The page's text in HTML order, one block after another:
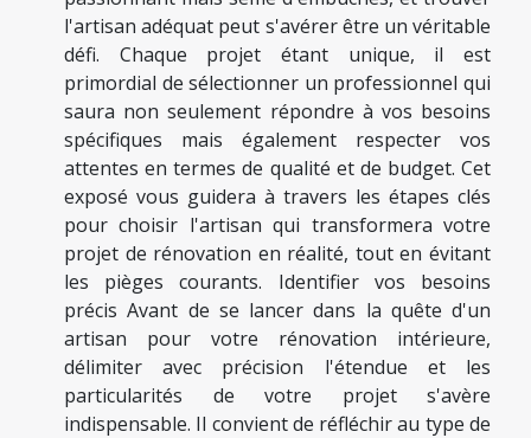
l'artisan adéquat peut s'avérer être un véritable
défi. Chaque projet étant unique, il est
primordial de sélectionner un professionnel qui
saura non seulement répondre à vos besoins
spécifiques mais également respecter vos
attentes en termes de qualité et de budget. Cet
exposé vous guidera à travers les étapes clés
pour choisir l'artisan qui transformera votre
projet de rénovation en réalité, tout en évitant
les pièges courants. Identifier vos besoins
précis Avant de se lancer dans la quête d'un
artisan pour votre rénovation intérieure,
délimiter avec précision l'étendue et les
particularités de votre projet s'avère
indispensable. Il convient de réfléchir au type de